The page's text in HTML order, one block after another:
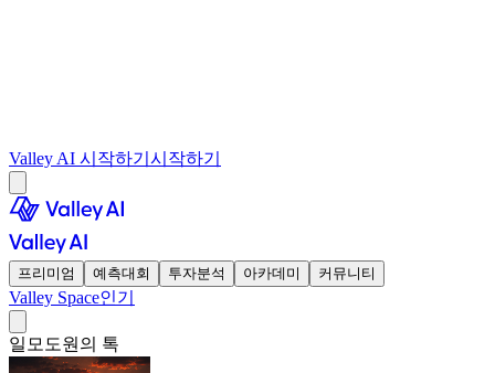
Valley AI 시작하기 시작하기
프리미엄 예측대회 투자분석 아카데미 커뮤니티
Valley Space인기
일모도원의 톡